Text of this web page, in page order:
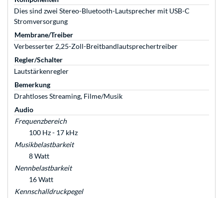
Dies sind zwei Stereo-Bluetooth-Lautsprecher mit USB-C
Stromversorgung
Membrane/Treiber
Verbesserter 2,25-Zoll-Breitbandlautsprechertreiber
Regler/Schalter
Lautstärkenregler
Bemerkung
Drahtloses Streaming, Filme/Musik
Audio
Frequenzbereich
100 Hz - 17 kHz
Musikbelastbarkeit
8 Watt
Nennbelastbarkeit
16 Watt
Kennschalldruckpegel